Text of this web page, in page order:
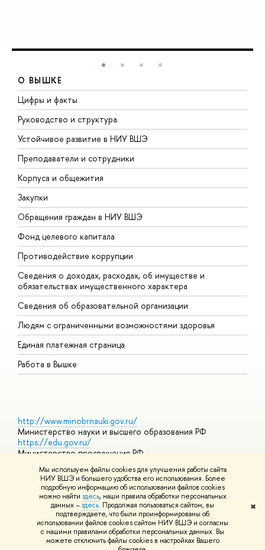
Мы используем файлы cookies для улучшения работы сайта
НИУ ВШЭ и большего удобства его использования. Более
подробную информацию об использовании файлов cookies
можно найти здесь, наши правила обработки персональных
данных –здесь. Продолжая пользоваться сайтом, вы
подтверждаете, что были проинформированы об
использовании файлов cookies сайтом НИУ ВШЭ и согласны
с нашими правилами обработки персональных данных. Вы
можете отключить файлы cookies в настройках Вашего
✖
О ВЫШКЕ
Цифры и факты
Руководство и структура
Устойчивое развитие в НИУ ВШЭ
Преподаватели и сотрудники
Корпуса и общежития
Закупки
Обращения граждан в НИУ ВШЭ
Фонд целевого капитала
Противодействие коррупции
Сведения о доходах, расходах, об имуществе и
обязательствах имущественного характера
Сведения об образовательной организации
Людям с ограниченными возможностями здоровья
Единая платежная страница
Работа в Вышке
http://www.minobrnauki.gov.ru/
Министерство науки и высшего образования РФ
https://edu.gov.ru/
Министерство просвещения РФ
https://elearning.hse.ru/mooc
Массовые открытые онлайн-курсы
© НИУ ВШЭ 1993–2026 Адреса и контактыУсловия
использования материалов Политика конфиденциальности
Шрифты HSE Sans и HSE Slab разработаны вШколе дизайна НИУ